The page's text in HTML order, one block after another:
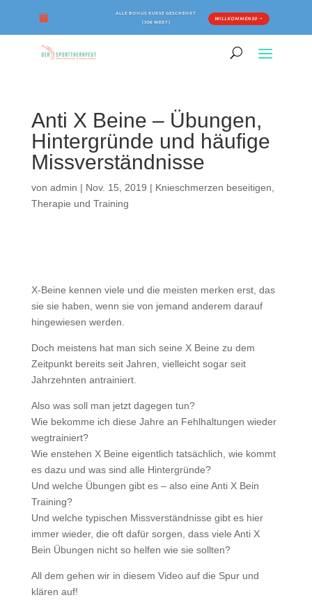
ALLE BONUS KURSE GESCHENKT
(50€ WERT)
WILLKOMMEN50
Anti X Beine – Übungen,
Hintergründe und häufige
Missverständnisse
von admin | Nov. 15, 2019 | Knieschmerzen beseitigen,
Therapie und Training
X-Beine kennen viele und die meisten merken erst, das
sie sie haben, wenn sie von jemand anderem darauf
hingewiesen werden.
Doch meistens hat man sich seine X Beine zu dem
Zeitpunkt bereits seit Jahren, vielleicht sogar seit
Jahrzehnten antrainiert.
Also was soll man jetzt dagegen tun?
Wie bekomme ich diese Jahre an Fehlhaltungen wieder
wegtrainiert?
Wie enstehen X Beine eigentlich tatsächlich, wie kommt
es dazu und was sind alle Hintergründe?
Und welche Übungen gibt es – also eine Anti X Bein
Training?
Und welche typischen Missverständnisse gibt es hier
immer wieder, die oft dafür sorgen, dass viele Anti X
Bein Übungen nicht so helfen wie sie sollten?
All dem gehen wir in diesem Video auf die Spur und
klären auf!